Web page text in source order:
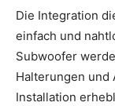
Die Integration
einfach und
Subwoofer
Halterungen und
Installation